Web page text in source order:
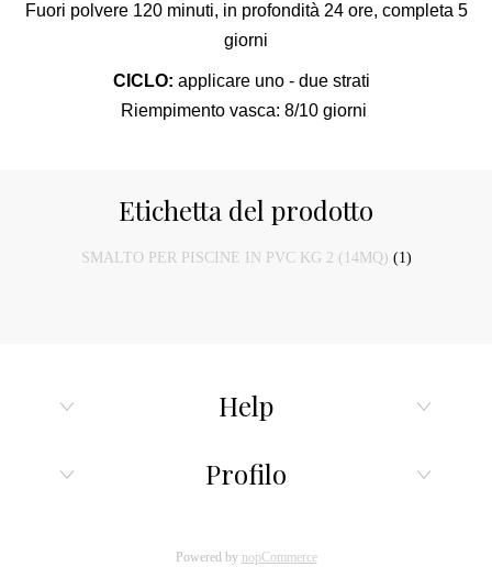
Fuori polvere 120 minuti, in profondità 24 ore, completa 5
giorni
CICLO: applicare uno - due strati
Riempimento vasca: 8/10 giorni
Etichetta del prodotto
SMALTO PER PISCINE IN PVC KG 2 (14MQ) (1)
Help
Profilo
Powered by nopCommerce